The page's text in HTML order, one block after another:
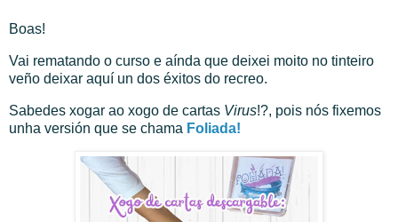
Boas!
Vai rematando o curso e aínda que deixei moito no tinteiro
veño deixar aquí un dos éxitos do recreo.
Sabedes xogar ao xogo de cartas Virus!?, pois nós fixemos
unha versión que se chama Foliada!